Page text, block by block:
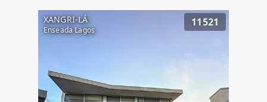
XANGRI-LÁ
Enseada Lagos
11521